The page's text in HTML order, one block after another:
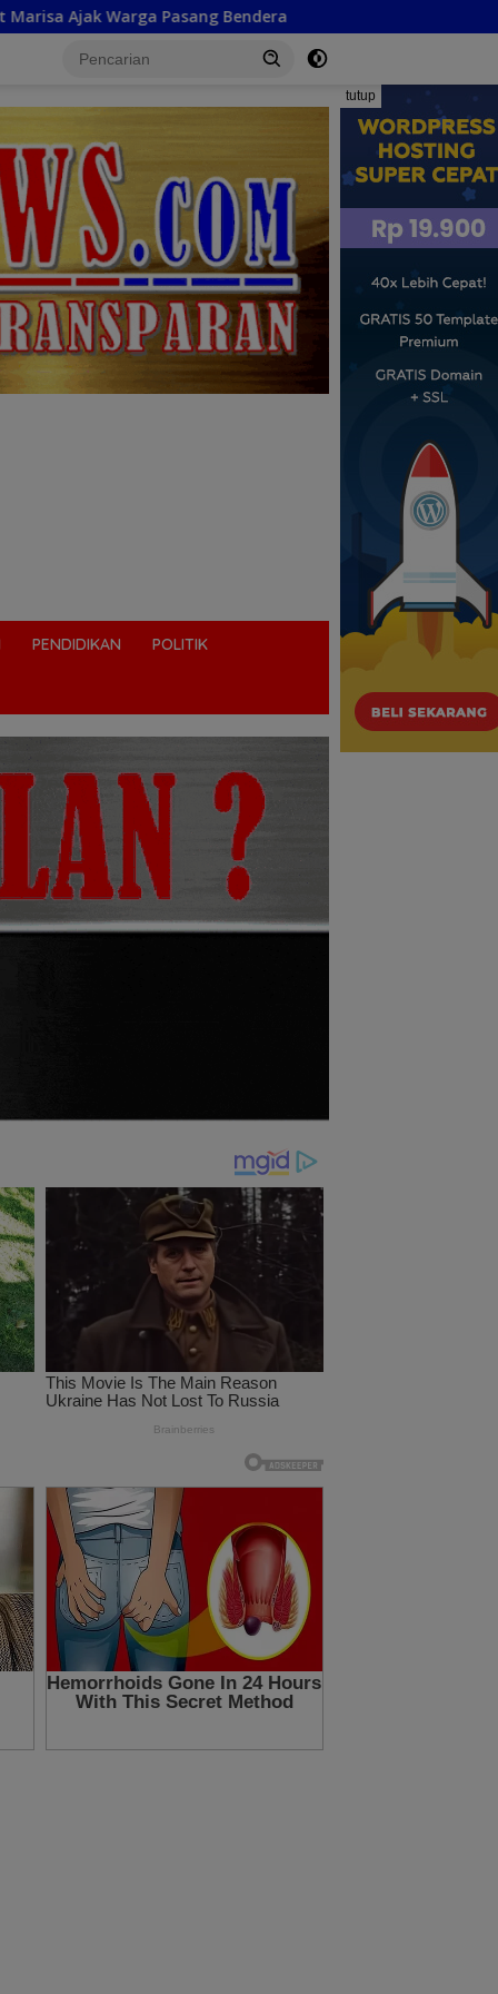
Semarak Merah Putih, Pencanangan HUT RI
tutup
PENDIDIKAN POLITIK